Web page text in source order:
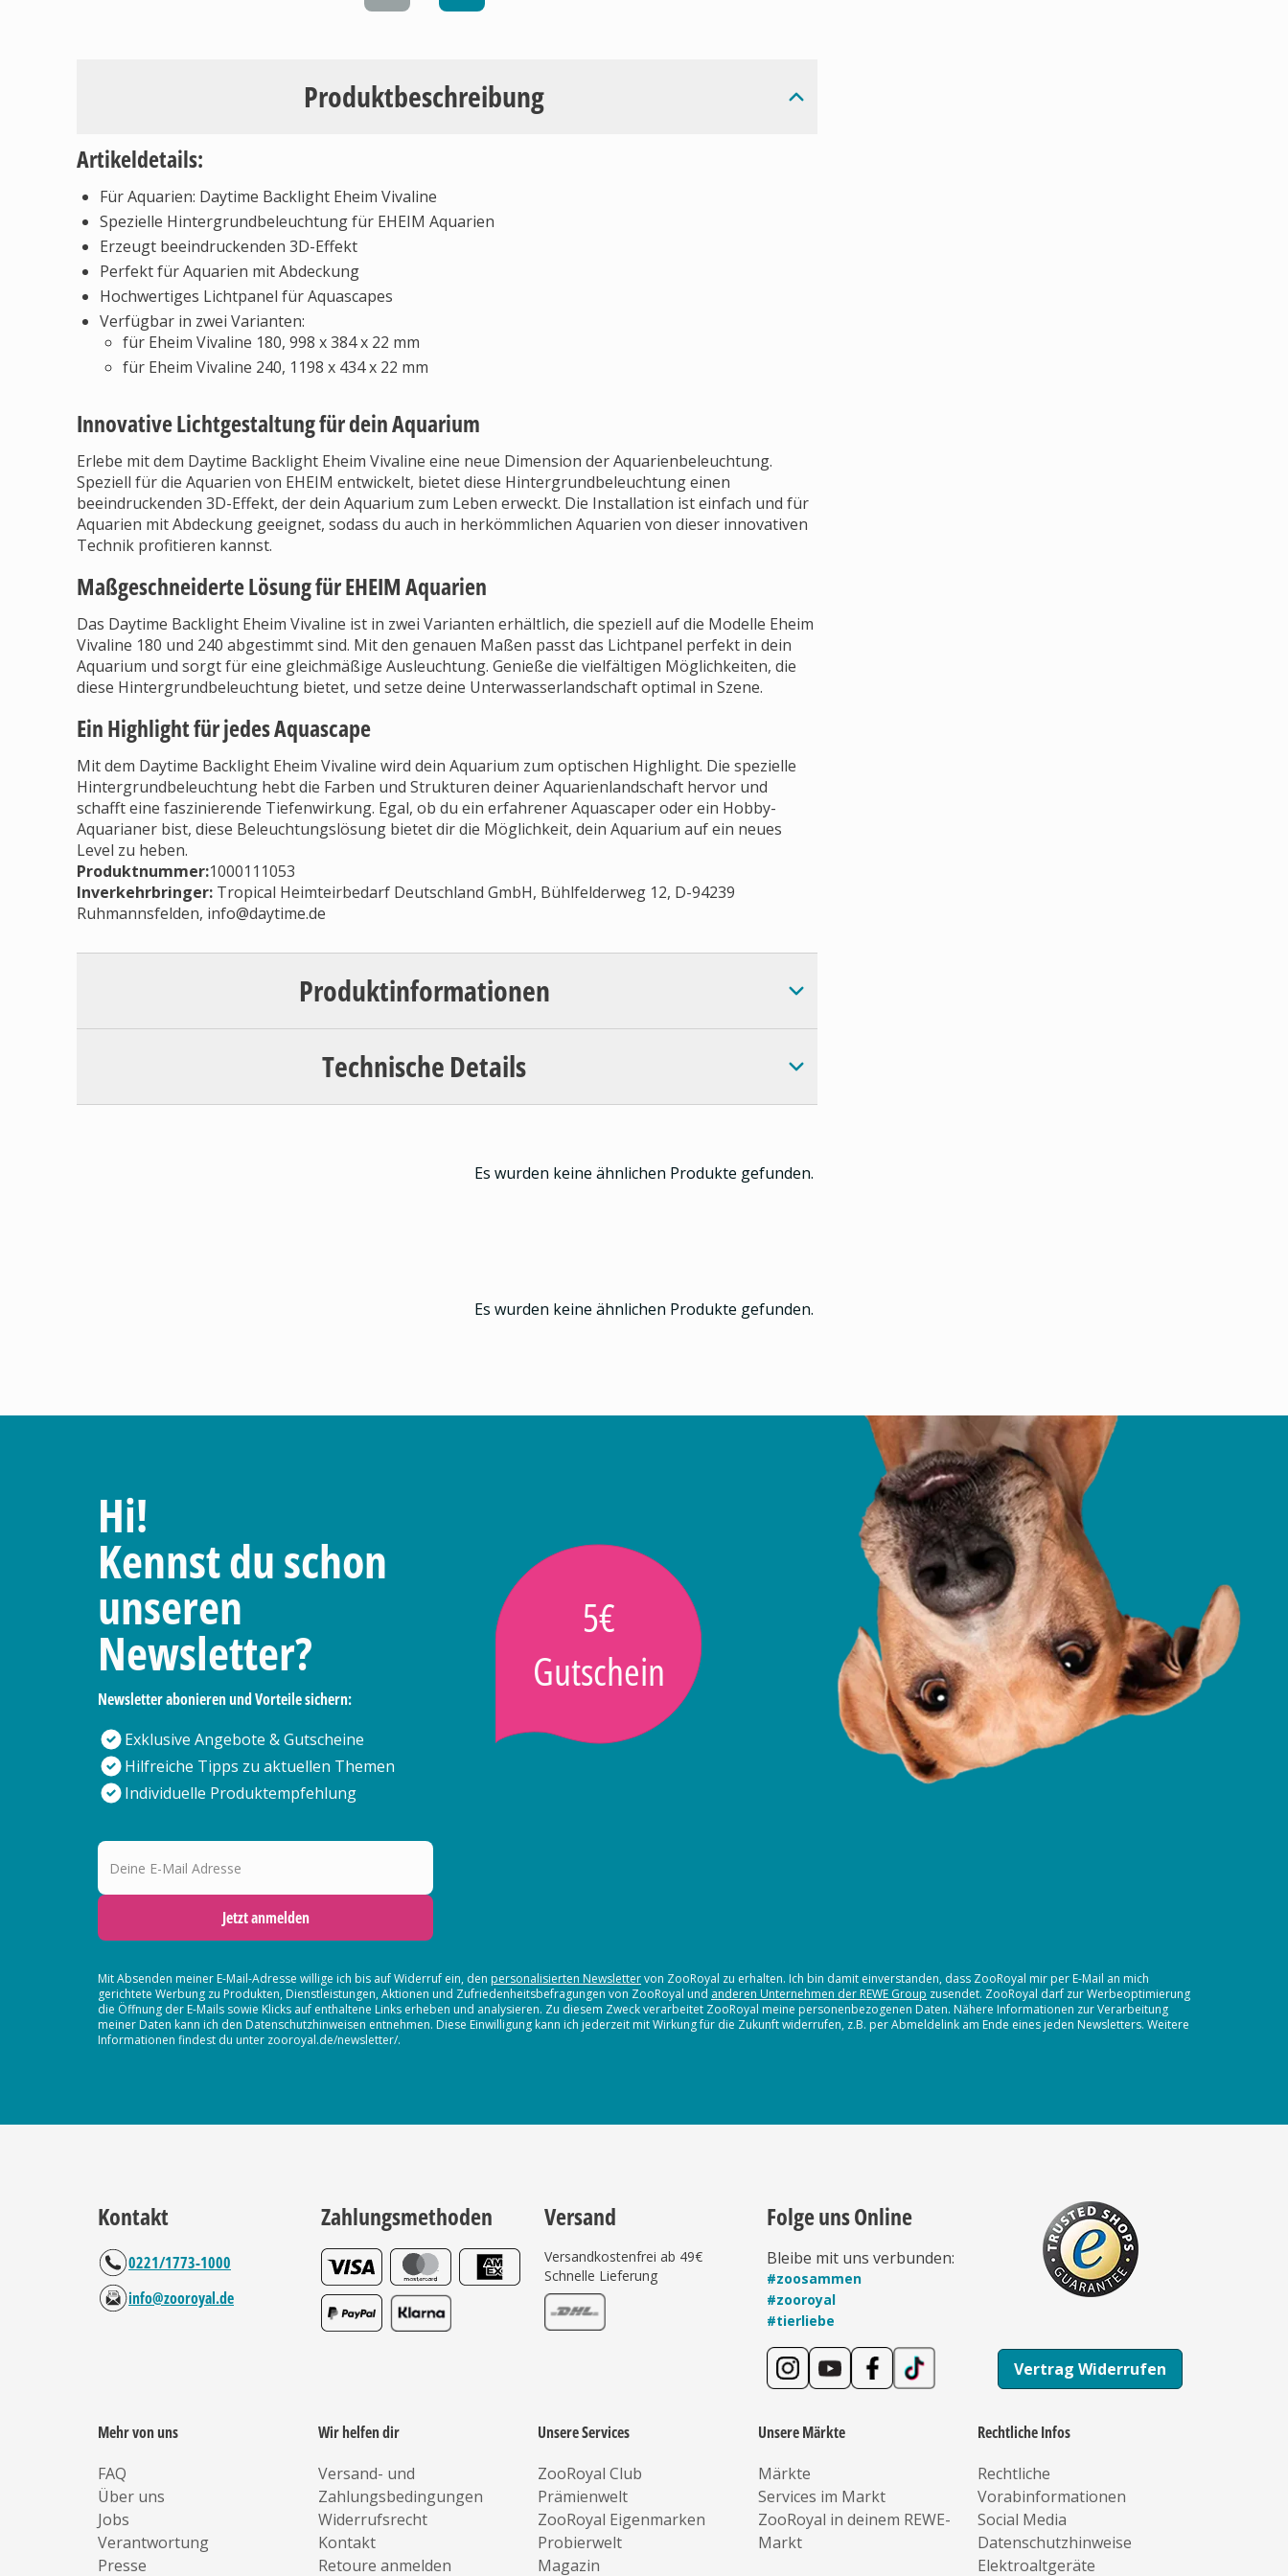
Produktbeschreibung
Artikeldetails:
Für Aquarien: Daytime Backlight Eheim Vivaline
Spezielle Hintergrundbeleuchtung für EHEIM Aquarien
Erzeugt beeindruckenden 3D-Effekt
Perfekt für Aquarien mit Abdeckung
Hochwertiges Lichtpanel für Aquascapes
Verfügbar in zwei Varianten:
für Eheim Vivaline 180, 998 x 384 x 22 mm
für Eheim Vivaline 240, 1198 x 434 x 22 mm
Innovative Lichtgestaltung für dein Aquarium
Erlebe mit dem Daytime Backlight Eheim Vivaline eine neue Dimension der Aquarienbeleuchtung.
Speziell für die Aquarien von EHEIM entwickelt, bietet diese Hintergrundbeleuchtung einen
beeindruckenden 3D-Effekt, der dein Aquarium zum Leben erweckt. Die Installation ist einfach und für
Aquarien mit Abdeckung geeignet, sodass du auch in herkömmlichen Aquarien von dieser innovativen
Technik profitieren kannst.
Maßgeschneiderte Lösung für EHEIM Aquarien
Das Daytime Backlight Eheim Vivaline ist in zwei Varianten erhältlich, die speziell auf die Modelle Eheim
Vivaline 180 und 240 abgestimmt sind. Mit den genauen Maßen passt das Lichtpanel perfekt in dein
Aquarium und sorgt für eine gleichmäßige Ausleuchtung. Genieße die vielfältigen Möglichkeiten, die
diese Hintergrundbeleuchtung bietet, und setze deine Unterwasserlandschaft optimal in Szene.
Ein Highlight für jedes Aquascape
Mit dem Daytime Backlight Eheim Vivaline wird dein Aquarium zum optischen Highlight. Die spezielle
Hintergrundbeleuchtung hebt die Farben und Strukturen deiner Aquarienlandschaft hervor und
schafft eine faszinierende Tiefenwirkung. Egal, ob du ein erfahrener Aquascaper oder ein Hobby-
Aquarianer bist, diese Beleuchtungslösung bietet dir die Möglichkeit, dein Aquarium auf ein neues
Level zu heben.
Produktnummer:1000111053
Inverkehrbringer: Tropical Heimteirbedarf Deutschland GmbH, Bühlfelderweg 12, D-94239
Ruhmannsfelden, info@daytime.de
Produktinformationen
Technische Details
Es wurden keine ähnlichen Produkte gefunden.
Es wurden keine ähnlichen Produkte gefunden.
Hi!
Kennst du schon
unseren
Newsletter?
Newsletter abonieren und Vorteile sichern:
Exklusive Angebote & Gutscheine
Hilfreiche Tipps zu aktuellen Themen
Individuelle Produktempfehlung
5€
Gutschein
Deine E-Mail Adresse
Jetzt anmelden
Mit Absenden meiner E-Mail-Adresse willige ich bis auf Widerruf ein, den personalisierten Newslettervon ZooRoyal zu erhalten. Ich bin damit einverstanden, dass ZooRoyal mir per E-Mail an mich
gerichtete Werbung zu Produkten, Dienstleistungen, Aktionen und Zufriedenheitsbefragungen von ZooRoyal und anderen Unternehmen der REWE Group zusendet. ZooRoyal darf zur Werbeoptimierung
die Öffnung der E-Mails sowie Klicks auf enthaltene Links erheben und analysieren. Zu diesem Zweck verarbeitet ZooRoyal meine personenbezogenen Daten. Nähere Informationen zur Verarbeitung
meiner Daten kann ich den Datenschutzhinweisen entnehmen. Diese Einwilligung kann ich jederzeit mit Wirkung für die Zukunft widerrufen, z.B. per Abmeldelink am Ende eines jeden Newsletters. Weitere
Informationen findest du unter zooroyal.de/newsletter/.
Kontakt
0221/1773-1000
info@zooroyal.de
Zahlungsmethoden Versand
Versandkostenfrei ab 49€
Schnelle Lieferung
Folge uns Online
Bleibe mit uns verbunden:
#zoosammen
#zooroyal
#tierliebe
Vertrag Widerrufen
Mehr von uns
FAQ
Über uns
Jobs
Verantwortung
Presse
Wir helfen dir
Versand- und
Zahlungsbedingungen
Widerrufsrecht
Kontakt
Retoure anmelden
Unsere Services
ZooRoyal Club
Prämienwelt
ZooRoyal Eigenmarken
Probierwelt
Magazin
Unsere Märkte
Märkte
Services im Markt
ZooRoyal in deinem REWE-
Markt
Rechtliche Infos
Rechtliche
Vorabinformationen
Social Media
Datenschutzhinweise
Elektroaltgeräte